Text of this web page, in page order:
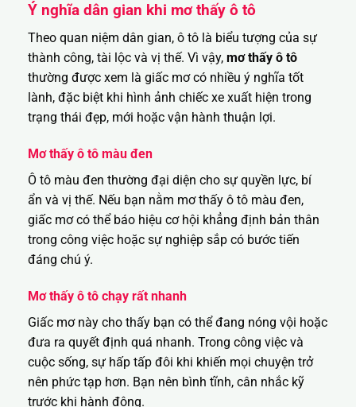
Ý nghĩa dân gian khi mơ thấy ô tô
Theo quan niệm dân gian, ô tô là biểu tượng của sự
thành công, tài lộc và vị thế. Vì vậy, mơ thấy ô tô
thường được xem là giấc mơ có nhiều ý nghĩa tốt
lành, đặc biệt khi hình ảnh chiếc xe xuất hiện trong
trạng thái đẹp, mới hoặc vận hành thuận lợi.
Mơ thấy ô tô màu đen
Ô tô màu đen thường đại diện cho sự quyền lực, bí
ẩn và vị thế. Nếu bạn nằm mơ thấy ô tô màu đen,
giấc mơ có thể báo hiệu cơ hội khẳng định bản thân
trong công việc hoặc sự nghiệp sắp có bước tiến
đáng chú ý.
Mơ thấy ô tô chạy rất nhanh
Giấc mơ này cho thấy bạn có thể đang nóng vội hoặc
đưa ra quyết định quá nhanh. Trong công việc và
cuộc sống, sự hấp tấp đôi khi khiến mọi chuyện trở
nên phức tạp hơn. Bạn nên bình tĩnh, cân nhắc kỹ
trước khi hành động.